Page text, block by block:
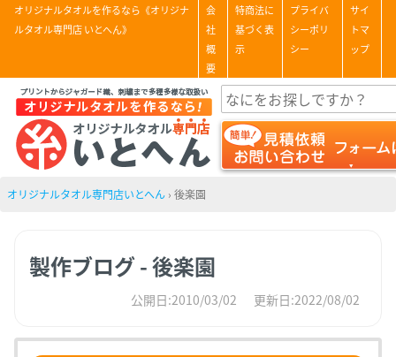
オリジナルタオルを作るなら《オリジナ
ルタオル専門店 いとへん》
会
社
概
要
特商法に
基づく表
示
プライバ
シーポリ
シー
サイ
トマ
ップ
オリジナルタオル専門店いとへん › 後楽園
製作ブログ - 後楽園
公開日:2010/03/02 更新日:2022/08/02